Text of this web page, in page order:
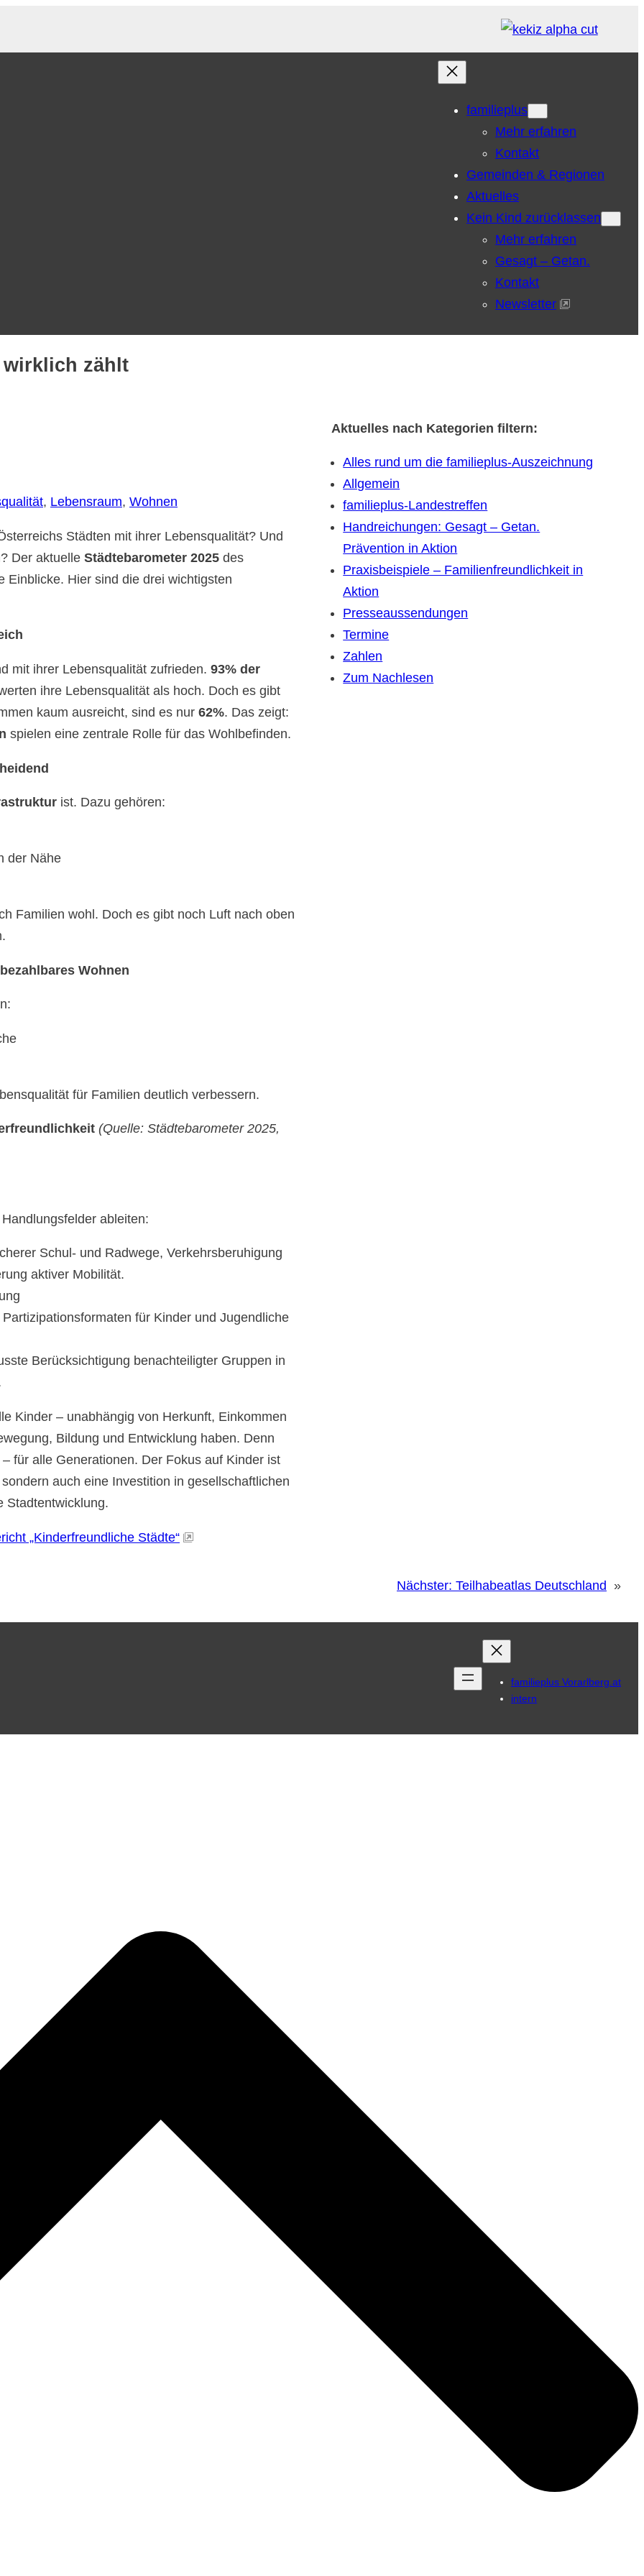
familieplus
Mehr erfahren
Kontakt
Gemeinden & Regionen
Aktuelles
Kein Kind zurücklassen
Mehr erfahren
Gesagt – Getan.
Kontakt
Newsletter
wirklich zählt
, Lebensraum, Wohnen
Städten mit ihrer Lebensqualität? Und
Der aktuelle Städtebarometer 2025 des
Einblicke. Hier sind die drei wichtigsten
mit ihrer Lebensqualität zufrieden. 93% der
ihre Lebensqualität als hoch. Doch es gibt
kaum ausreicht, sind es nur 62%. Das zeigt:
spielen eine zentrale Rolle für das Wohlbefinden.
ist. Dazu gehören:
der Nähe
Familien wohl. Doch es gibt noch Luft nach oben
Wohnen
für Familien deutlich verbessern.
(Quelle: Städtebarometer 2025,
ableiten:
Schul- und Radwege, Verkehrsberuhigung
aktiver Mobilität.
für Kinder und Jugendliche
Berücksichtigung benachteiligter Gruppen in
Kinder – unabhängig von Herkunft, Einkommen
Bildung und Entwicklung haben. Denn
für alle Generationen. Der Fokus auf Kinder ist
auch eine Investition in gesellschaftlichen
Stadtentwicklung.
„Kinderfreundliche Städte“
Aktuelles nach Kategorien filtern:
Alles rund um die familieplus-Auszeichnung
Allgemein
familieplus-Landestreffen
Handreichungen: Gesagt – Getan.
Prävention in Aktion
Praxisbeispiele – Familienfreundlichkeit in
Aktion
Presseaussendungen
Termine
Zahlen
Zum Nachlesen
Nächster: Teilhabeatlas Deutschland »
familieplus Vorarlberg.at
intern